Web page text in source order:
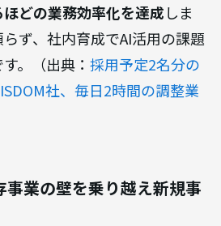
どの業務効率化を達成しま
ず、社内育成でAI活用の課題
。（出典： 採用予定2名分の
社、毎日2時間の調整業
業の壁を乗り越え新規事